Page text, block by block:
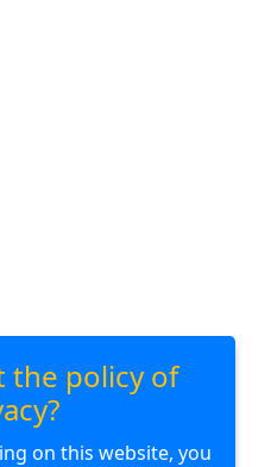
the policy of
on this website, you